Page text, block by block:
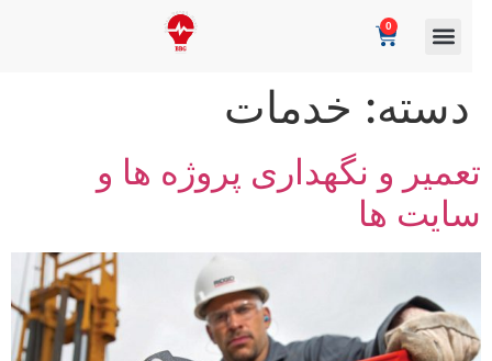
دسته:خدمات
و نگهداری پروژه ها و
ها